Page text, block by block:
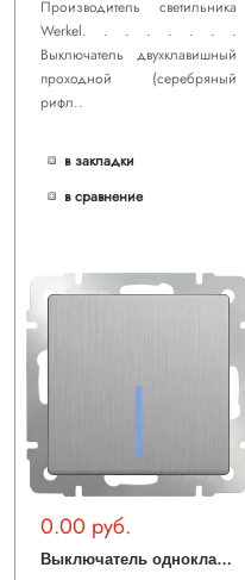
Производитель светильника
Werkel. . . . . . . .
Выключатель двухклавишный
проходной (cеребряный
рифл..
в закладки
в сравнение
0.00 руб.
В
ыключатель одноклавишный с подсветкой (cеребряный рифленый) WL09-SW-1G-LED